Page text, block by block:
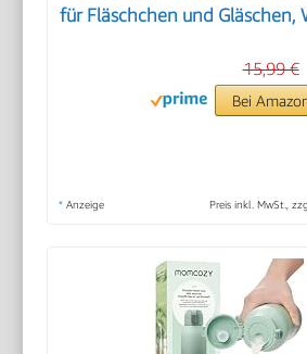
für Fläschchen und Gläschen,
15,99 €
Bei
* Anzeige Preis inkl. MwSt.,